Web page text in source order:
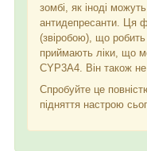
зомбі, як іноді
антидепресанти. Ця
(звіробою), що
приймають ліки, що
CYP3A4. Він також
Спробуйте це
підняття настрою